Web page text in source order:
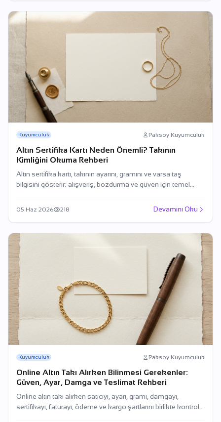
Kuyumculuk Paksoy Kuyumculuk
Altın Sertifika Kartı Neden Önemli? Takının
Kimliğini Okuma Rehberi
Altın sertifika kartı, takının ayarını, gramını ve varsa taş
bilgisini gösterir; alışveriş, bozdurma ve güven için temel
05 Haz 2026 218 Devamını Oku
Kuyumculuk Paksoy Kuyumculuk
Online Altın Takı Alırken Bilinmesi Gerekenler:
Güven, Ayar, Damga ve Teslimat Rehberi
Online altın takı alırken satıcıyı, ayarı, gramı, damgayı,
sertifikayı, faturayı, ödeme ve kargo şartlarını birlikte kontrol